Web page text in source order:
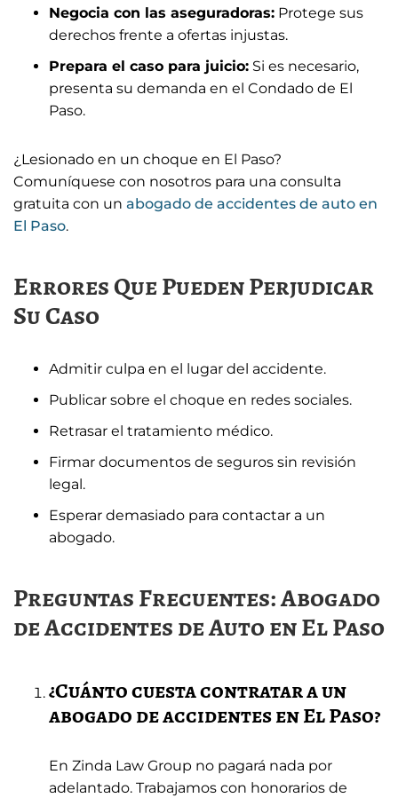
Negocia con las aseguradoras: Protege sus
derechos frente a ofertas injustas.
Prepara el caso para juicio: Si es necesario,
presenta su demanda en el Condado de El
Paso.
¿Lesionado en un choque en El Paso?
Comuníquese con nosotros para una consulta
gratuita con un abogado de accidentes de auto en
El Paso.
Errores Que Pueden Perjudicar
Su Caso
Admitir culpa en el lugar del accidente.
Publicar sobre el choque en redes sociales.
Retrasar el tratamiento médico.
Firmar documentos de seguros sin revisión
legal.
Esperar demasiado para contactar a un
abogado.
Preguntas Frecuentes: Abogado
de Accidentes de Auto en El Paso
¿Cuánto cuesta contratar a un
abogado de accidentes en El Paso?
En Zinda Law Group no pagará nada por
adelantado. Trabajamos con honorarios de